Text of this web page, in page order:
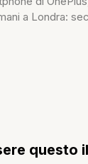
a Londra:
questo